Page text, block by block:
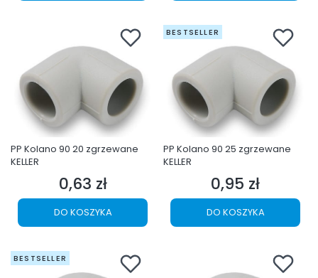
PP Kolano 90 20 zgrzewane
KELLER
Cena
0,63 zł
DO KOSZYKA
BESTSELLER
PP Kolano 90 25 zgrzewane
KELLER
Cena
0,95 zł
DO KOSZYKA
BESTSELLER